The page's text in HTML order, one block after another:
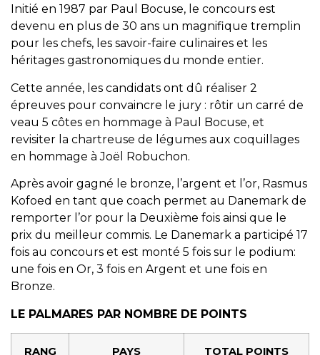
Initié en 1987 par Paul Bocuse, le concours est
devenu en plus de 30 ans un magnifique tremplin
pour les chefs, les savoir-faire culinaires et les
héritages gastronomiques du monde entier.
Cette année, les candidats ont dû réaliser 2
épreuves pour convaincre le jury : rôtir un carré de
veau 5 côtes en hommage à Paul Bocuse, et
revisiter la chartreuse de légumes aux coquillages
en hommage à Joël Robuchon.
Après avoir gagné le bronze, l’argent et l’or, Rasmus
Kofoed en tant que coach permet au Danemark de
remporter l’or pour la Deuxième fois ainsi que le
prix du meilleur commis. Le Danemark a participé 17
fois au concours et est monté 5 fois sur le podium:
une fois en Or, 3 fois en Argent et une fois en
Bronze.
LE PALMARES PAR NOMBRE DE POINTS
RANG PAYS TOTAL POINTS